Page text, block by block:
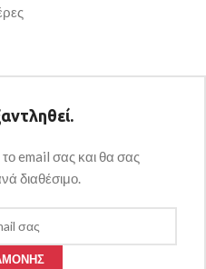
email σας και θα σας
διαθέσιμο.